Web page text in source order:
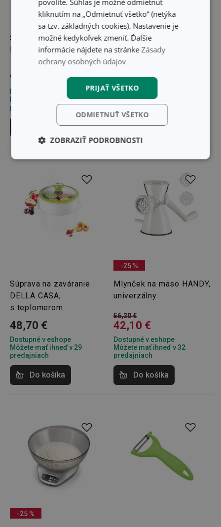
Škrabka na zemiaky
PRESIDENT
9,50 €
Môžete mať ihneď v 33
predajniach
Do košíka
-25 %
Multifunkčný lis na
hamburgery GrandCHEF
17,00 €
12,70 €
Dostupné v eshope
Môžete mať ihneď v 32
Do košíka
Súprava na zaváranie
DELLA CASA,
s teplomerom
48,70 €
Dostupné v eshope
Môžete mať ihneď v 29
predajniach
Do košíka
-25 %
Mlynček na mäso HANDY,
univerzálny
56,20 €
42,10 €
Dostupné v eshope
Môžete mať ihneď v 32
predajniach
Do košíka
-25 %
kliknutím na „Odmietnuť všetko“ (netýka
sa tzv. základných cookies). Nastavenie je
možné kedykoľvek zmeniť. Ďalšie
informácie nájdete na stránke Zásady
ochrany osobných údajov
PRIJAŤ VŠETKO
ODMIETNUŤ VŠETKO
ZOBRAZIŤ PODROBNOSTI
Základné
Analytické a
cookies
Funkčné súbory
Základné (funkčné) cookies
Funkčné súbory
Nevyhnutne potrebné súbory cookie umožňujú
základné funkcie webovej lokality, ako prihlásenie
používateľa a správa účtu. Webová lokalita sa nedá
správne používať bez nevyhnutne potrebných
súborov cookie.
Poskytovateľ/